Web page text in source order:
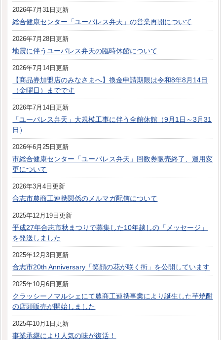
2026年7月31日更新
総合健康センター「ユーパレス弁天」の営業再開について
2026年7月28日更新
地震に伴うユーパレス弁天の臨時休館について
2026年7月14日更新
【商品券加盟店のみなさまへ】換金申請期限は令和8年8月14日
（金曜日）までです
2026年7月14日更新
「ユーパレス弁天」大規模工事に伴う全館休館（9月1日～3月31
日）
2026年6月25日更新
市総合健康センター「ユーパレス弁天」回数券販売終了、運用変
更について
2026年3月4日更新
合志市農商工連携関係のメルマガ配信について
2025年12月19日更新
平成27年合志市秋まつりで募集した10年越しの「メッセージ」
を発送しました
2025年12月3日更新
合志市20th Anniversary「笑顔の花が咲く街」を公開しています
2025年10月6日更新
クラッシーノマルシェにて農商工連携事業により誕生した芋焼酎
の店頭販売が開始しました
2025年10月1日更新
事業承継により人気の味が復活！